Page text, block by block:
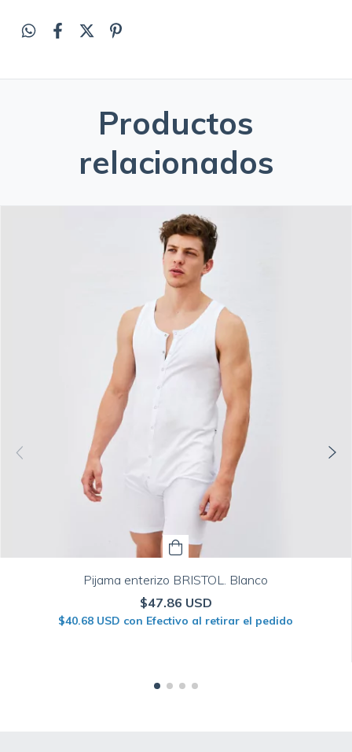
Productos
relacionados
Pijama enterizo BRISTOL. Blanco
$47.86 USD
$40.68 USD con Efectivo al retirar el pedido